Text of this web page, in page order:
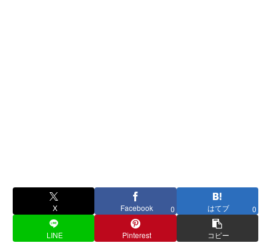
X Facebook 0 はてブ 0
LINE Pinterest コピー